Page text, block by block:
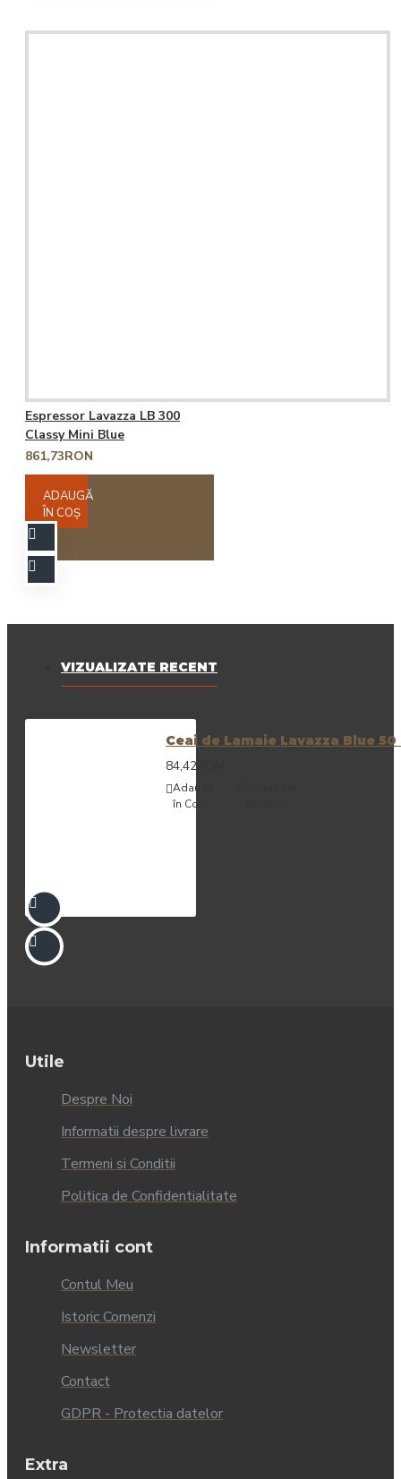
Espressor Lavazza LB 300
Classy Mini Blue
861,73RON
ADAUGĂ
ÎN COŞ
VIZUALIZATE RECENT
Ceai de Lamaie Lavazza Blue
84,42RON
Adaugă
în Coş
Utile
Despre Noi
Informatii despre livrare
Termeni si Conditii
Politica de Confidentialitate
Informatii cont
Contul Meu
Istoric Comenzi
Newsletter
Contact
GDPR - Protectia datelor
Extra